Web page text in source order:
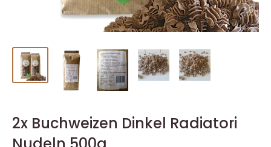
2x Buchweizen Dinkel Radiatori